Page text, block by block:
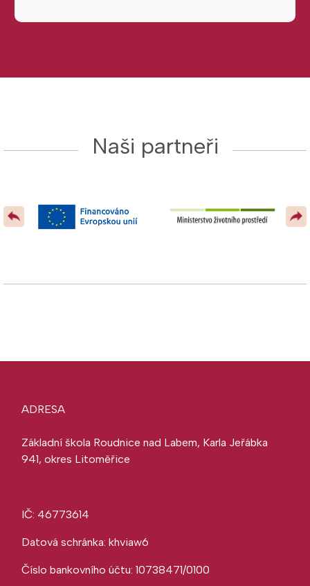
Naši partneři
ADRESA
Základní škola Roudnice nad Labem, Karla Jeřábka
941, okres Litoměřice
IČ: 46773614
Datová schránka: khviaw6
Číslo bankovního účtu: 10738471/0100